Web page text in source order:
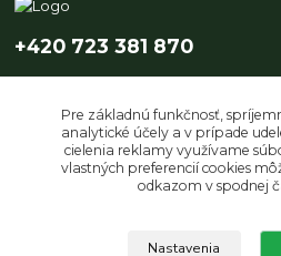
+420 723 381 870
Upravit sběr
Pre základnú funkčnosť,
analytické účely a v prípade
cielenia reklamy využívame
vlastných preferencií cookies
odkazom v spodnej
Nastavenia